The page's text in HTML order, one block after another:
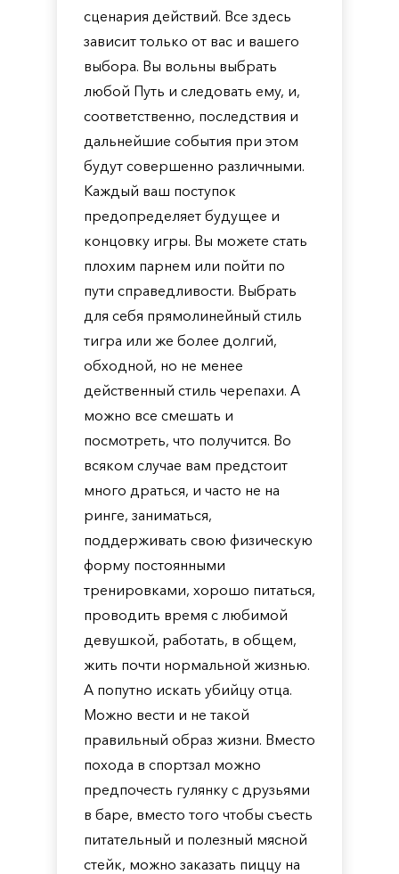
сценария действий. Все здесь
зависит только от вас и вашего
выбора. Вы вольны выбрать
любой Путь и следовать ему, и,
соответственно, последствия и
дальнейшие события при этом
будут совершенно различными.
Каждый ваш поступок
предопределяет будущее и
концовку игры. Вы можете стать
плохим парнем или пойти по
пути справедливости. Выбрать
для себя прямолинейный стиль
тигра или же более долгий,
обходной, но не менее
действенный стиль черепахи. А
можно все смешать и
посмотреть, что получится. Во
всяком случае вам предстоит
много драться, и часто не на
ринге, заниматься,
поддерживать свою физическую
форму постоянными
тренировками, хорошо питаться,
проводить время с любимой
девушкой, работать, в общем,
жить почти нормальной жизнью.
А попутно искать убийцу отца.
Можно вести и не такой
правильный образ жизни. Вместо
похода в спортзал можно
предпочесть гулянку с друзьями
в баре, вместо того чтобы съесть
питательный и полезный мясной
стейк, можно заказать пиццу на